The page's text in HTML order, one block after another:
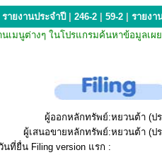
รายงานประจำปี 246-2 59-2 รายงา
นเมนูต่างๆ ในโปรแกรมค้นหาข้อมู
ผู้ออกหลักทรัพย์:หยวนต้า (ป
ผู้เสนอขายหลักทรัพย์:หยวนต้า (ป
นที่ยื่น Filing version แรก :